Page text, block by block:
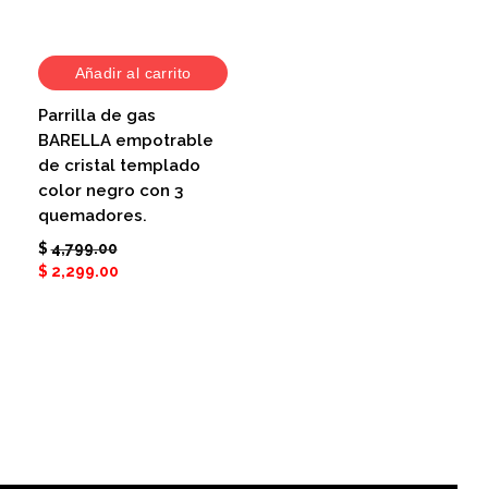
Añadir al carrito
Parrilla de gas
BARELLA empotrable
de cristal templado
color negro con 3
quemadores.
$ 4,799.00
$ 2,299.00